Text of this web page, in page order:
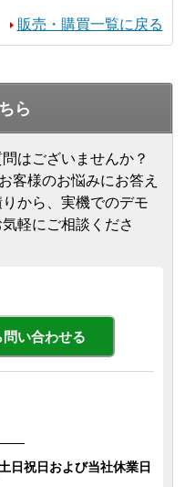
販売・購買一覧に戻る
ら
はございませんか？
客様のお悩みにお答え
から、実機でのデモ
軽にご相談くださ
問い合わせる
日祝日および当社休業日